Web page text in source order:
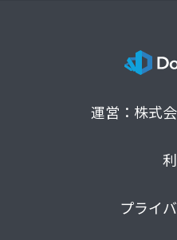
運営：株式
プライ